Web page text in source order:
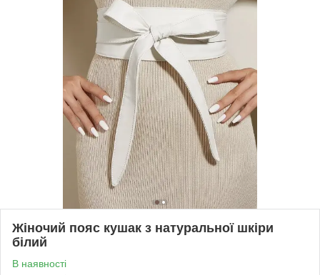
Жіночий пояс кушак з натуральної шкіри
білий
В наявності